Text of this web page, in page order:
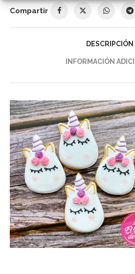
Compartir
DESCRIPCIÓN
INFORMACIÓN